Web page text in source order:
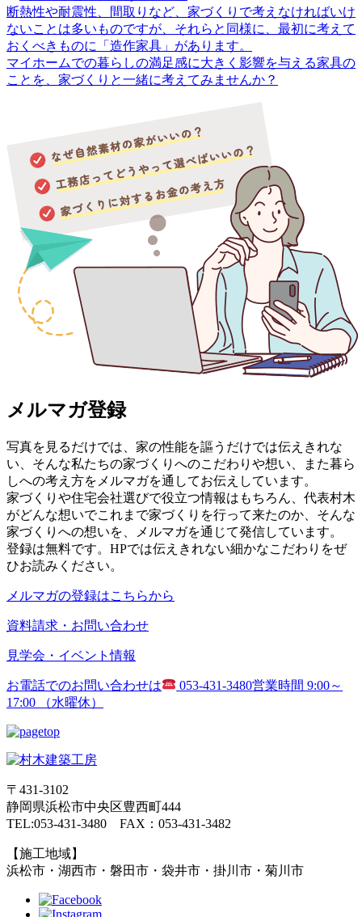
断熱性や耐震性、間取りなど、家づくりで考えなければいけ
ないことは多いものですが、それらと同様に、最初に考えて
おくべきものに「造作家具」があります。
マイホームでの暮らしの満足感に大きく影響を与える家具の
ことを、家づくりと一緒に考えてみませんか？
メルマガ登録
写真を見るだけでは、家の性能を謳うだけでは伝えきれな
い、そんな私たちの家づくりへのこだわりや想い、また暮ら
しへの考え方をメルマガを通してお伝えしています。
家づくりや住宅会社選びで役立つ情報はもちろん、代表村木
がどんな想いでこれまで家づくりを行って来たのか、そんな
家づくりへの想いを、メルマガを通じて発信しています。
登録は無料です。HPでは伝えきれない細かなこだわりをぜ
ひお読みください。
メルマガの登録はこちらから
資料請求・お問い合わせ
見学会・イベント情報
お電話でのお問い合わせは 053-431-3480営業時間 9:00～
17:00 （水曜休）
〒431-3102
静岡県浜松市中央区豊西町444
TEL:053-431-3480 FAX：053-431-3482
【施工地域】
浜松市・湖西市・磐田市・袋井市・掛川市・菊川市